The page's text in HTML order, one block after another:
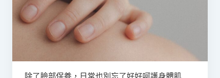
除了臉部保養，日常也別忘了好好呵護身體肌